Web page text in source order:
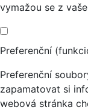
vymažou se z
Preferenční
Preferenční
zapamatovat si
webová stránka